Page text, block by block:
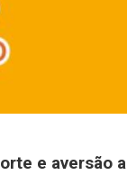
e aversão a